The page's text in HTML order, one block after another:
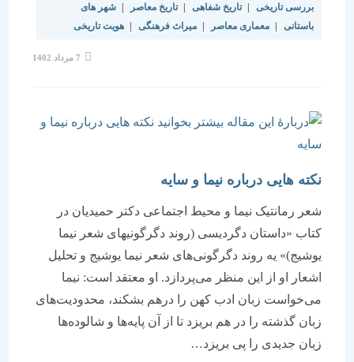
بررسی تاریخی | تاریخ شفاهی | تاریخ معاصر | شهر های
| معماری معاصر | میراث فرهنگی | هویت تاریخی
نکته هایی درباره نیما و سایه
شعر رمانتیک نیما و محیط اجتماعی دکتر حمیدیان در
کتاب «داستان دگردیسی (روند دگرگونیهای شعر نیما
یوشیج)» یه روند دگرگونی‌های شعر نیما یوشیج و تحلیل
اشعار او از این منظر می‌پردازد. او معتقد است: نیما
می‌خواست زبان ادب کهن را درهم بشکند، محدودیت‌های
زبان گذشته را در هم بریزد تا از آن پایه‌ها و شالوده‌ها
زبان جدیدی را پی بریزد…